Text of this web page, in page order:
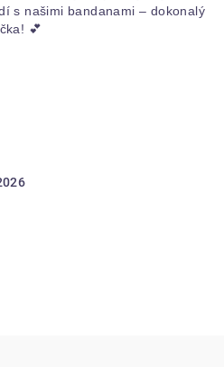
s našimi bandanami – dokonalý
💕